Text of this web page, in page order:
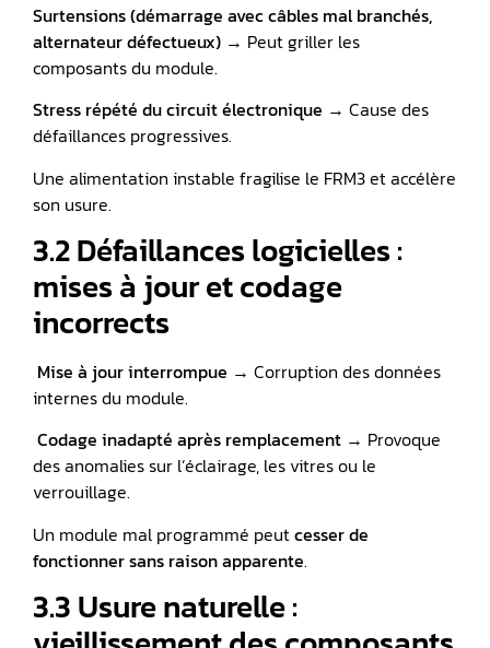
Surtensions (démarrage avec câbles mal branchés,
alternateur défectueux) → Peut griller les
composants du module.
Stress répété du circuit électronique → Cause des
défaillances progressives.
Une alimentation instable fragilise le FRM3 et accélère
son usure.
3.2 Défaillances logicielles :
mises à jour et codage
incorrects
Mise à jour interrompue → Corruption des données
internes du module.
Codage inadapté après remplacement → Provoque
des anomalies sur l’éclairage, les vitres ou le
verrouillage.
Un module mal programmé peutcesser de
fonctionner sans raison apparente.
3.3 Usure naturelle :